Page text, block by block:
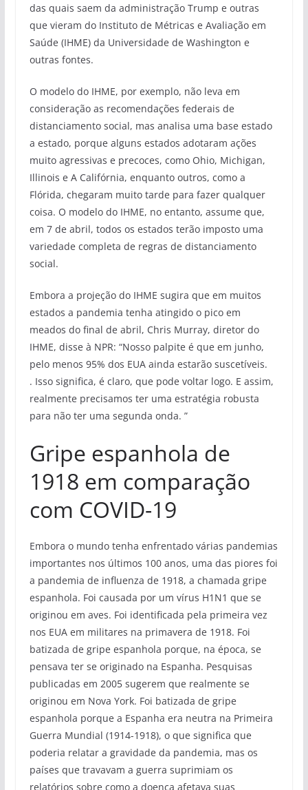
das quais saem da administração Trump e outras
que vieram do Instituto de Métricas e Avaliação em
Saúde (IHME) da Universidade de Washington e
outras fontes.
O modelo do IHME, por exemplo, não leva em
consideração as recomendações federais de
distanciamento social, mas analisa uma base estado
a estado, porque alguns estados adotaram ações
muito agressivas e precoces, como Ohio, Michigan,
Illinois e A Califórnia, enquanto outros, como a
Flórida, chegaram muito tarde para fazer qualquer
coisa. O modelo do IHME, no entanto, assume que,
em 7 de abril, todos os estados terão imposto uma
variedade completa de regras de distanciamento
social.
Embora a projeção do IHME sugira que em muitos
estados a pandemia tenha atingido o pico em
meados do final de abril, Chris Murray, diretor do
IHME, disse à NPR: “Nosso palpite é que em junho,
pelo menos 95% dos EUA ainda estarão suscetíveis.
. Isso significa, é claro, que pode voltar logo. E assim,
realmente precisamos ter uma estratégia robusta
para não ter uma segunda onda. ”
Gripe espanhola de
1918 em comparação
com COVID-19
Embora o mundo tenha enfrentado várias pandemias
importantes nos últimos 100 anos, uma das piores foi
a pandemia de influenza de 1918, a chamada gripe
espanhola. Foi causada por um vírus H1N1 que se
originou em aves. Foi identificada pela primeira vez
nos EUA em militares na primavera de 1918. Foi
batizada de gripe espanhola porque, na época, se
pensava ter se originado na Espanha. Pesquisas
publicadas em 2005 sugerem que realmente se
originou em Nova York. Foi batizada de gripe
espanhola porque a Espanha era neutra na Primeira
Guerra Mundial (1914-1918), o que significa que
poderia relatar a gravidade da pandemia, mas os
países que travavam a guerra suprimiam os
relatórios sobre como a doença afetava suas